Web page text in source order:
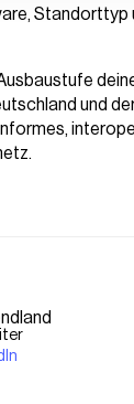
Standorttyp
und